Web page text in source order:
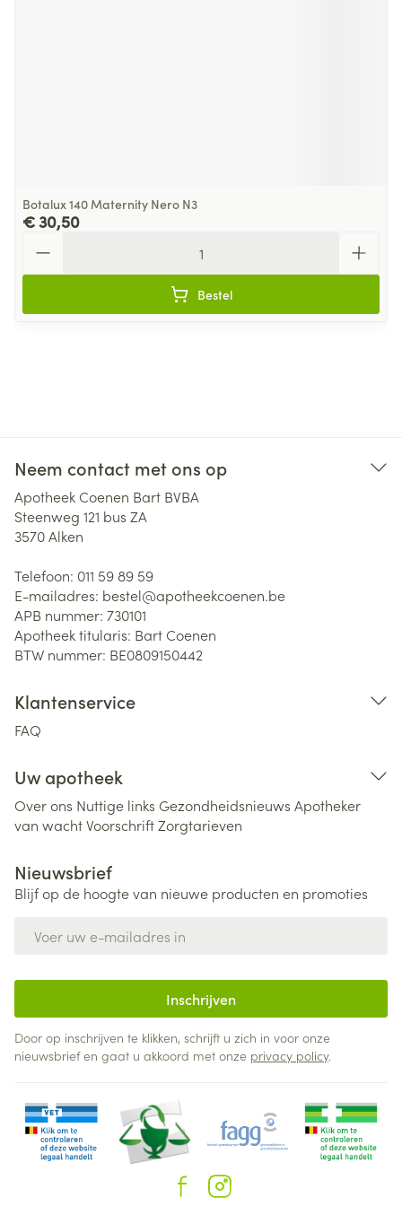
Botalux 140 Maternity Nero N3
€ 30,50
Bestel
Neem contact met ons op
Apotheek Coenen Bart BVBA
Steenweg 121 bus ZA
3570Alken
Telefoon: 011 59 89 59
E-mailadres: bestel@apotheekcoenen.be
APB nummer: 730101
Apotheek titularis: Bart Coenen
BTW nummer: BE0809150442
Klantenservice
FAQ
Uw apotheek
Over ons Nuttige links Gezondheidsnieuws Apotheker
van wachtVoorschriftZorgtarieven
Nieuwsbrief
Blijf op de hoogte van nieuwe producten en promoties
Inschrijven
Door op inschrijven te klikken, schrijft u zich in voor onze
nieuwsbrief en gaat u akkoord met onze privacy policy.